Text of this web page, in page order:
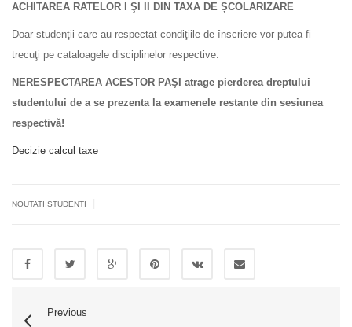
ACHITAREA RATELOR I ŞI II DIN TAXA DE ȘCOLARIZARE
Doar studenţii care au respectat condiţiile de înscriere vor putea fi
trecuţi pe cataloagele disciplinelor respective.
NERESPECTAREA ACESTOR PAŞI atrage pierderea dreptului
studentului de a se prezenta la examenele restante din sesiunea
respectivă!
Decizie calcul taxe
NOUTATI STUDENTI
Previous